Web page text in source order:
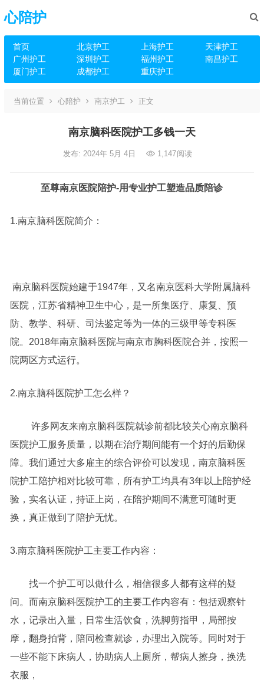
心陪护
首页 北京护工 上海护工
天津护工
广州护工
深圳护工 福州护工
南昌护工
厦门护工
成都护工 重庆护工
当前位置 心陪护 南京护工 正文
南京脑科医院护工多钱一天
发布: 2024年 5月 4日 1,147阅读
至尊南京医院陪护-用专业护工塑造品质陪诊
1.南京脑科医院简介：
南京脑科医院始建于1947年，又名南京医科大学附属脑科
医院，江苏省精神卫生中心，是一所集医疗、康复、预
防、教学、科研、司法鉴定等为一体的三级甲等专科医
院。2018年南京脑科医院与南京市胸科医院合并，按照一
院两区方式运行。
2.南京脑科医院护工怎么样？
许多网友来南京脑科医院就诊前都比较关心南京脑科
医院护工服务质量，以期在治疗期间能有一个好的后勤保
障。我们通过大多雇主的综合评价可以发现，南京脑科医
院护工陪护相对比较可靠，所有护工均具有3年以上陪护经
验，实名认证，持证上岗，在陪护期间不满意可随时更
换，真正做到了陪护无忧。
3.南京脑科医院护工主要工作内容：
找一个护工可以做什么，相信很多人都有这样的疑
问。而南京脑科医院护工的主要工作内容有：包括观察针
水，记录出入量，日常生活饮食，洗脚剪指甲，局部按
摩，翻身拍背，陪同检查就诊，办理出入院等。同时对于
一些不能下床病人，协助病人上厕所，帮病人擦身，换洗
衣服，